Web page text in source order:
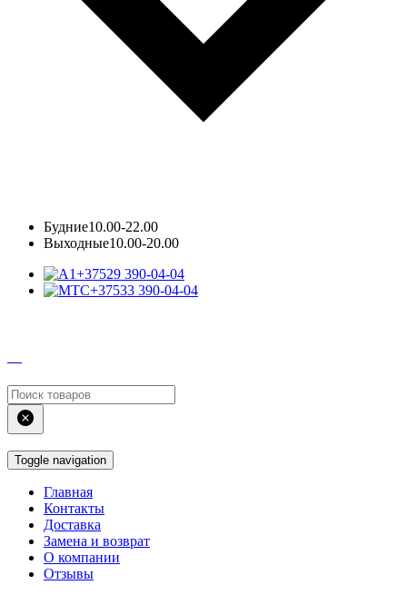
Будние10.00-22.00
Выходные10.00-20.00
+37529 390-04-04
+37533 390-04-04
Toggle navigation
Главная
Контакты
Доставка
Замена и возврат
О компании
Отзывы